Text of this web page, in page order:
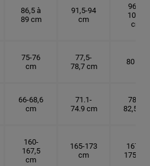
86,5 à
89 cm
91,5-94
cm
96,5-
101,5
cm
75-76
cm
77,5-
78,7 cm
80 cm
66-68,6
cm
71.1-
74.9 cm
78,7-
82,5 cm
160-
167,5
cm
165-173
cm
167,5-
175 cm